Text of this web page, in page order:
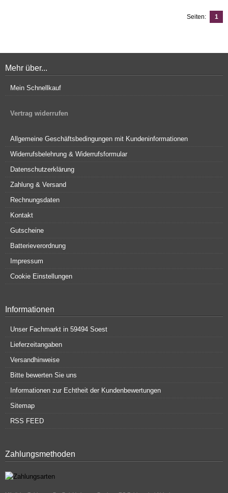
Seiten: 1
Mehr über...
Mein Schnellkauf
Vertrag widerrufen
Allgemeine Geschäftsbedingungen mit Kundeninformationen
Widerrufsbelehrung & Widerrufsformular
Datenschutzerklärung
Zahlung & Versand
Rechnungsdaten
Kontakt
Gutscheine
Batterieverordnung
Impressum
Cookie Einstellungen
Informationen
Unser Fachmarkt in 59494 Soest
Lieferzeitangaben
Versandhinweise
Bitte bewerten Sie uns
Informationen zur Echtheit der Kundenbewertungen
Sitemap
RSS FEED
Zahlungsmethoden